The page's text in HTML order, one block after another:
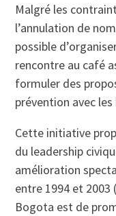
Malgré les
l’annulation de
possible
rencontre au café
formuler des
prévention avec
Cette initiative
du leadership
amélioration
entre 1994 et 2003
Bogota est de